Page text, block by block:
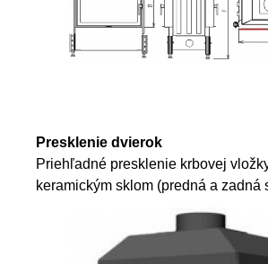
Presklenie dvierok
Priehľadné presklenie krbovej
keramickým sklom (predná a zadná